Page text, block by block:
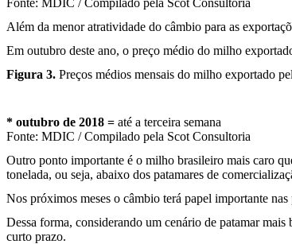
Além da menor atratividade do câmbio para as
Em outubro deste ano, o preço médio do milho
Figura 3. Preços médios mensais do milho exportado
* outubro de 2018 = até a terceira semana
Fonte: MDIC / Compilado pela Scot Consultoria
Outro ponto importante é o milho brasileiro mais caro
tonelada, ou seja, abaixo dos patamares de
Nos próximos meses o câmbio terá papel importante nas
Dessa forma, considerando um cenário de patamar
curto prazo.